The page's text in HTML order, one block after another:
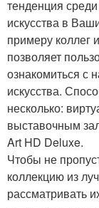
тенденция
искусства в
примеру коллег
позволяет
ознакомиться с
искусства.
несколько:
выставочным
Art HD Deluxe.
Чтобы не
коллекцию из
рассматривать